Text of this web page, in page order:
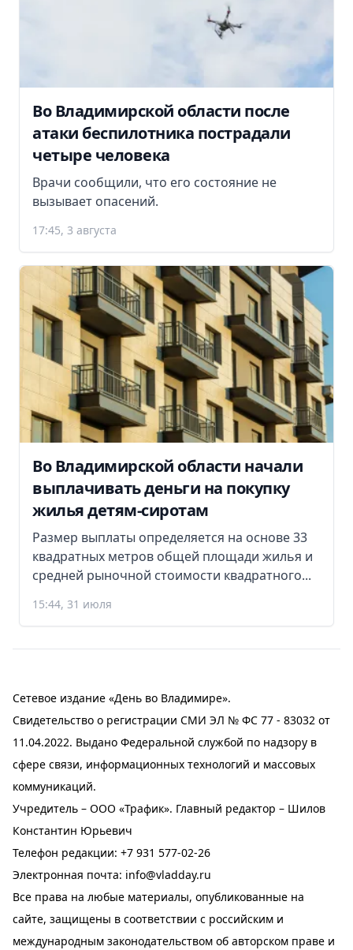
Во Владимирской области после
атаки беспилотника пострадали
четыре человека
Врачи сообщили, что его состояние не
вызывает опасений.
17:45, 3 августа
Во Владимирской области начали
выплачивать деньги на покупку
жилья детям-сиротам
Размер выплаты определяется на основе 33
квадратных метров общей площади жилья и
средней рыночной стоимости квадратного...
15:44, 31 июля
Сетевое издание «День во Владимире».
Свидетельство о регистрации СМИ ЭЛ № ФС 77 - 83032 от
11.04.2022. Выдано Федеральной службой по надзору в
сфере связи, информационных технологий и массовых
коммуникаций.
Учредитель – ООО «Трафик». Главный редактор – Шилов
Константин Юрьевич
Телефон редакции: +7 931 577-02-26
Электронная почта: info@vladday.ru
Все права на любые материалы, опубликованные на
сайте, защищены в соответствии с российским и
международным законодательством об авторском праве и